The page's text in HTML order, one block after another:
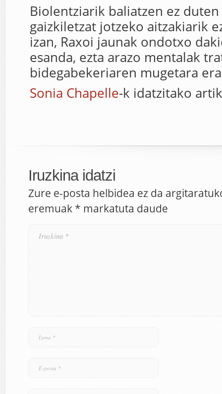
Biolentziarik baliatzen ez
gaizkiletzat jotzeko aitzakiarik
izan, Raxoi jaunak ondotxo
esanda, ezta arazo mentalak
bidegabekeriaren mugetara
Sonia Chapelle-k idatzitako
Iruzkina idatzi
Zure e-posta helbidea ez da
eremuak * markatuta daude